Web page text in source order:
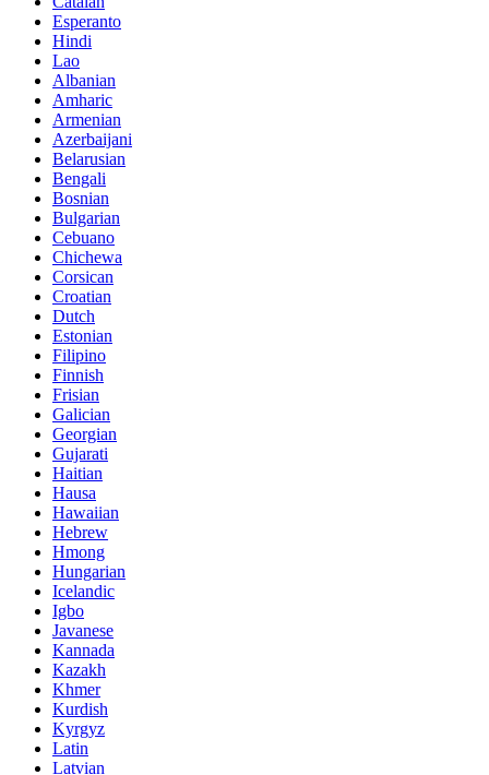
Esperanto
Hindi
Lao
Albanian
Amharic
Armenian
Azerbaijani
Belarusian
Bengali
Bosnian
Bulgarian
Cebuano
Chichewa
Corsican
Croatian
Dutch
Estonian
Filipino
Finnish
Frisian
Galician
Georgian
Gujarati
Haitian
Hausa
Hawaiian
Hebrew
Hmong
Hungarian
Icelandic
Igbo
Javanese
Kannada
Kazakh
Khmer
Kurdish
Kyrgyz
Latin
Latvian